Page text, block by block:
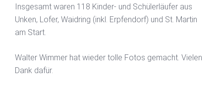
Insgesamt waren 118 Kinder- und Schülerläufer aus
Unken, Lofer, Waidring (inkl. Erpfendorf) und St. Martin
am Start.
Walter Wimmer hat wieder tolle Fotos gemacht. Vielen
Dank dafür.